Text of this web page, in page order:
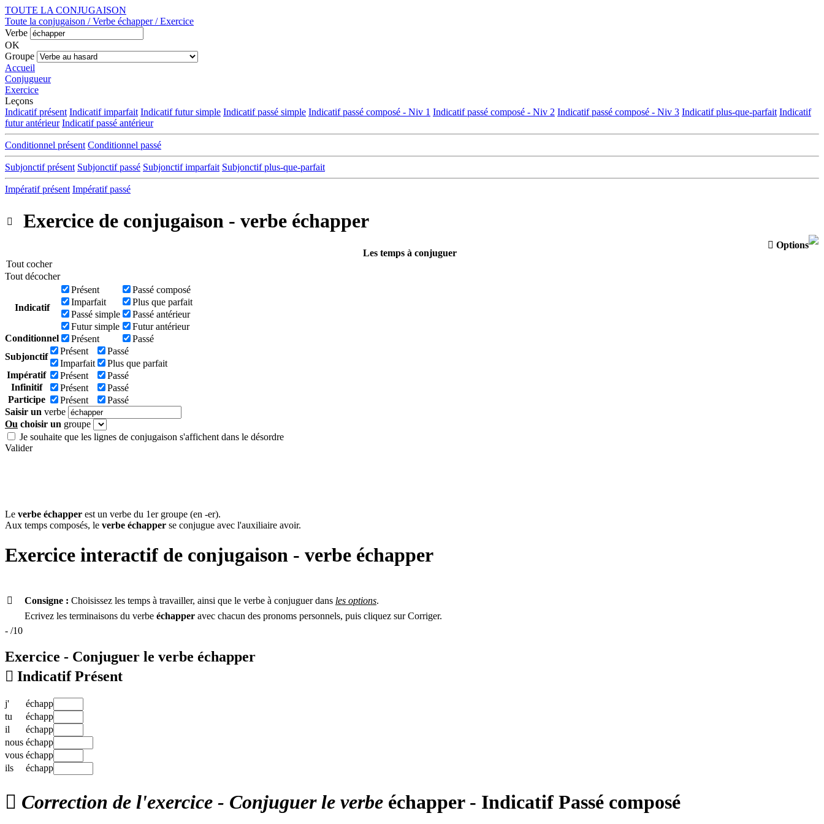
TOUTE LA CONJUGAISON
Toute la conjugaison / Verbe échapper / Exercice
Verbe
OK
Groupe
Accueil
Conjugueur
Exercice
Leçons
Indicatif présent Indicatif imparfait Indicatif futur simple Indicatif passé simple Indicatif passé composé - Niv 1 Indicatif passé composé - Niv 2 Indicatif passé composé - Niv 3 Indicatif plus-que-parfait Indicatif
futur antérieur Indicatif passé antérieur
Conditionnel présent Conditionnel passé
Subjonctif présent Subjonctif passé Subjonctif imparfait Subjonctif plus-que-parfait
Impératif présent Impératif passé
 Exercice de conjugaison - verbe échapper
 Options
Les temps à conjuguer
Tout cocher
Tout décocher
Indicatif
Présent
Passé composé
Imparfait
Plus que parfait
Passé simple
Passé antérieur
Futur simple
Futur antérieur
Conditionnel
Présent
Passé
Subjonctif
Présent
Passé
Imparfait
Plus que parfait
Impératif
Présent
Passé
Infinitif
Présent
Passé
Participe
Présent
Passé
Saisir un verbe
Ou choisir un groupe
Je souhaite que les lignes de conjugaison s'affichent dans le désordre
Valider
Le verbe échapper est un verbe du 1er groupe (en -er).
Aux temps composés, le verbe échapper se conjugue avec l'auxiliaire avoir.
Exercice interactif de conjugaison - verbe échapper
 Consigne : Choisissez les temps à travailler, ainsi que le verbe à conjuguer dans les options.
Ecrivez les terminaisons du verbe échapper avec chacun des pronoms personnels, puis cliquez sur Corriger.
- /10
Exercice - Conjuguer le verbe échapper
 Indicatif Présent
j'
échapp
tu
échapp
il
échapp
nous échapp
vous échapp
ils
échapp
 Correction de l'exercice - Conjuguer le verbe échapper - Indicatif Passé composé